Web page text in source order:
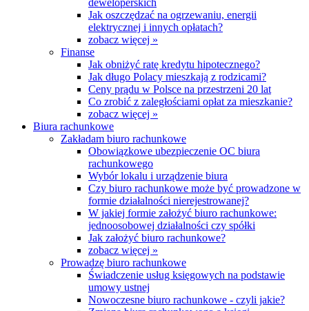
deweloperskich
Jak oszczędzać na ogrzewaniu, energii
elektrycznej i innych opłatach?
zobacz więcej »
Finanse
Jak obniżyć ratę kredytu hipotecznego?
Jak długo Polacy mieszkają z rodzicami?
Ceny prądu w Polsce na przestrzeni 20 lat
Co zrobić z zaległościami opłat za mieszkanie?
zobacz więcej »
Biura rachunkowe
Zakładam biuro rachunkowe
Obowiązkowe ubezpieczenie OC biura
rachunkowego
Wybór lokalu i urządzenie biura
Czy biuro rachunkowe może być prowadzone w
formie działalności nierejestrowanej?
W jakiej formie założyć biuro rachunkowe:
jednoosobowej działalności czy spółki
Jak założyć biuro rachunkowe?
zobacz więcej »
Prowadzę biuro rachunkowe
Świadczenie usług księgowych na podstawie
umowy ustnej
Nowoczesne biuro rachunkowe - czyli jakie?